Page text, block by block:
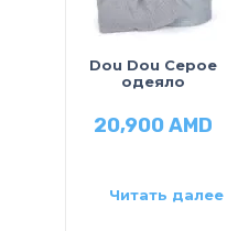
Dou Dou Серое
одеяло
20,900AMD
Читать далее